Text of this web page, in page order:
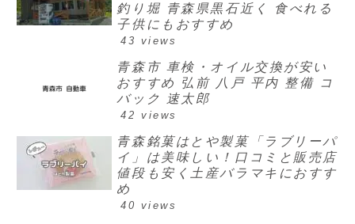
釣り堀 青森県黒石近く 食べれる
子供にもおすすめ
43 views
青森市 車検・オイル交換が安い
おすすめ 弘前 八戸 平内 整備 コ
バック 速太郎
42 views
青森銘菓はとや製菓「ラブリーパ
イ」は美味しい！口コミと販売店
値段も安く土産バラマキにおすす
め
40 views